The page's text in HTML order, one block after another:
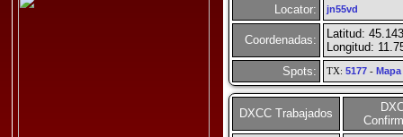
Locator:
jn55vd
Coordenadas:
Latitud:
Longitud:
Spots:
TX: 5177- Mapa
DXCC Trabajados